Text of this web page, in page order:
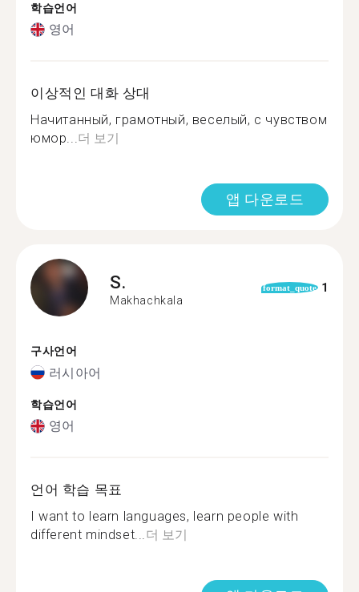
학습언어
영어
이상적인 대화 상대
Начитанный, грамотный, веселый, с чувством
юмор...더 보기
앱 다운로드
S.
Makhachkala
format_quote 1
구사언어
러시아어
학습언어
영어
언어 학습 목표
I want to learn languages, learn people with
different mindset...더 보기